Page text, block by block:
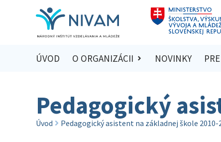
ÚVOD O ORGANIZÁCII NOVINKY
Pedagogický
Úvod Pedagogický asistent na základnej škole 2010-